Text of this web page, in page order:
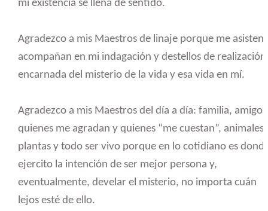
mi existencia se llena de sentido.
Agradezco a mis Maestros de linaje porque me asisten
acompañan en mi indagación y destellos de realización
encarnada del misterio de la vida y esa vida en mí.
Agradezco a mis Maestros del día a día: familia,
quienes me agradan y quienes “me cuestan”, animales,
plantas y todo ser vivo porque en lo cotidiano es
ejercito la intención de ser mejor persona y,
eventualmente, develar el misterio, no importa cuán
lejos esté de ello.